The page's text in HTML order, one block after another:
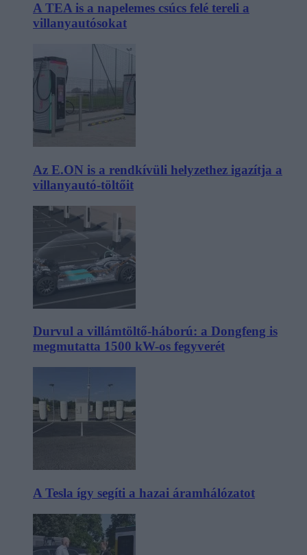
A TEA is a napelemes csúcs felé tereli a
villanyautósokat
Az E.ON is a rendkívüli helyzethez igazítja a
villanyautó-töltőit
Durvul a villámtöltő-háború: a Dongfeng is
megmutatta 1500 kW-os fegyverét
A Tesla így segíti a hazai áramhálózatot